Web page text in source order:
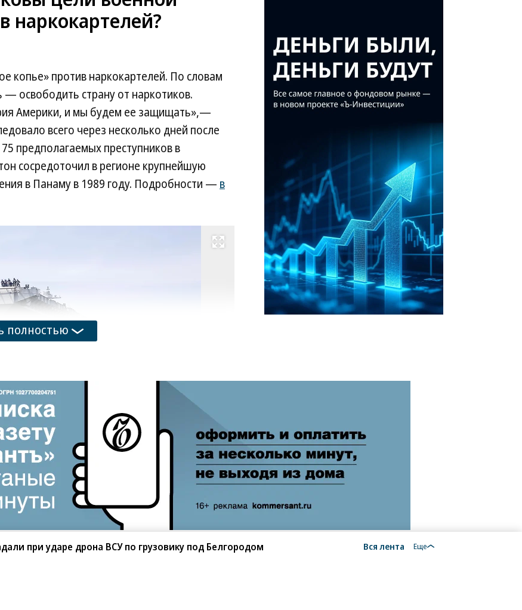
против наркокартелей. По словам
— освободить страну от наркотиков.
Америки, и мы будем ее защищать»,—
всего через несколько дней после
предполагаемых преступников в
сосредоточил в регионе крупнейшую
в Панаму в 1989 году. Подробности — в
Развернуть на весь экран
Фото:
EDITORIAL
ONLY/File
полностью
при ударе дрона ВСУ по грузовику под Белгородом Вся лента Еще